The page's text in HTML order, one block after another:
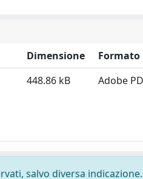
Dimensione
Formato
448.86 kB Adobe
salvo diversa indicazione.